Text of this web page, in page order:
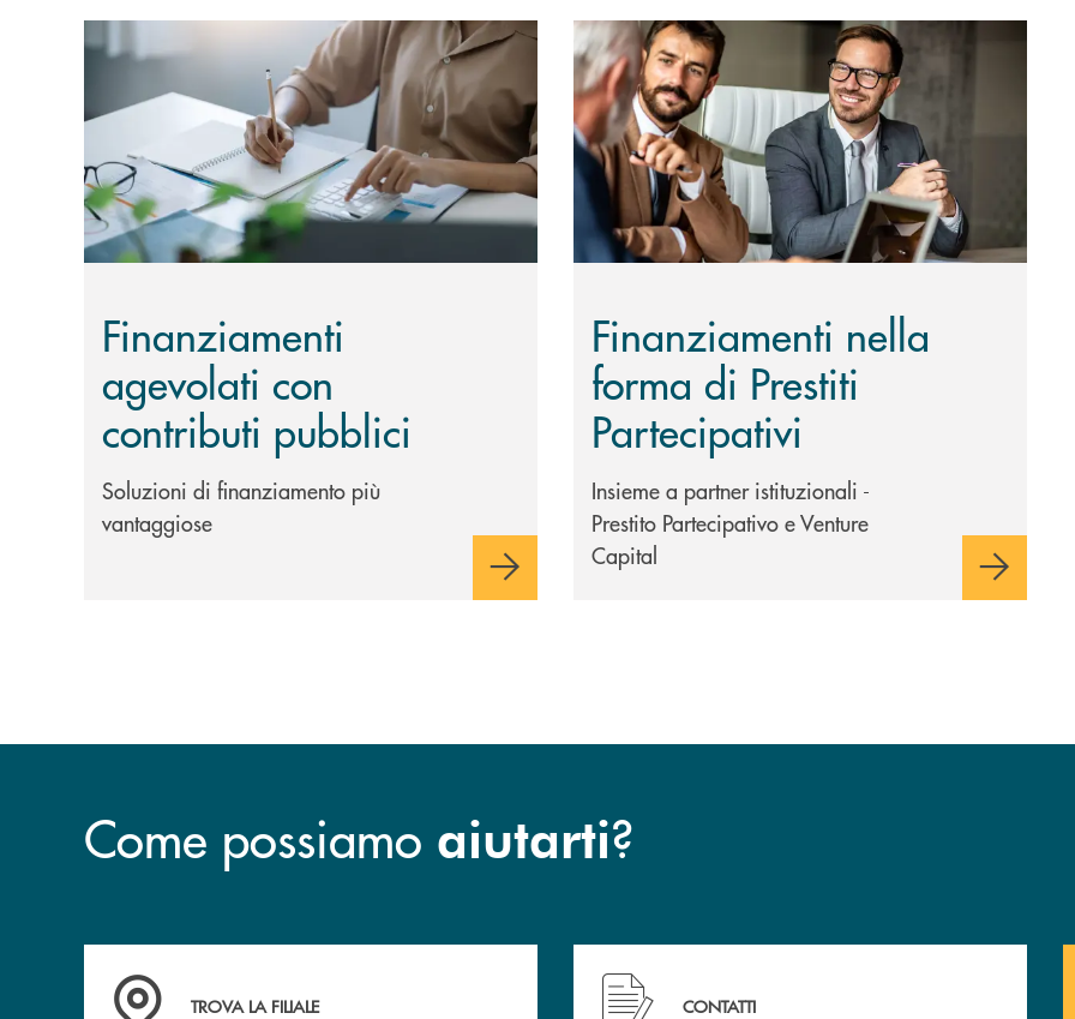
Scopri di più Finanziamenti agevolati con contributi pubblici
Finanziamenti
agevolati con
contributi pubblici
Soluzioni di finanziamento più
vantaggiose
Scopri di più Finanziamenti nella forma di Prestiti
Finanziamenti nella
forma di Prestiti
Partecipativi
Insieme a partner istituzionali -
Prestito Partecipativo e Venture
Capital
Come possiamo aiutarti?
Accedi all' elenco completo delle filiali di BCC Barlassina.
TROVA LA FILIALE
Hai bisogno di assistenza immediata ? Contattaci !
CONTATTI